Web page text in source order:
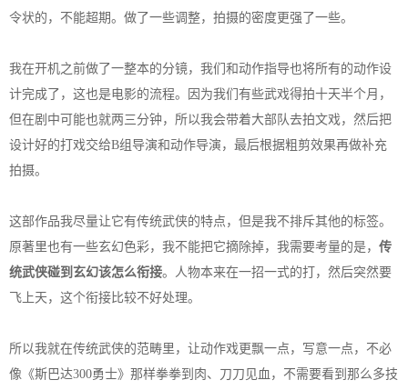
令状的，不能超期。做了一些调整，拍摄的密度更强了一些。
我在开机之前做了一整本的分镜，我们和动作指导也将所有的动作设
计完成了，这也是电影的流程。因为我们有些武戏得拍十天半个月，
但在剧中可能也就两三分钟，所以我会带着大部队去拍文戏，然后把
设计好的打戏交给B组导演和动作导演，最后根据粗剪效果再做补充
拍摄。
这部作品我尽量让它有传统武侠的特点，但是我不排斥其他的标签。
原著里也有一些玄幻色彩，我不能把它摘除掉，我需要考量的是， 传
统武侠碰到玄幻该怎么衔接。人物本来在一招一式的打，然后突然要
飞上天，这个衔接比较不好处理。
所以我就在传统武侠的范畴里，让动作戏更飘一点，写意一点，不必
像《斯巴达300勇士》那样拳拳到肉、刀刀见血，不需要看到那么多技